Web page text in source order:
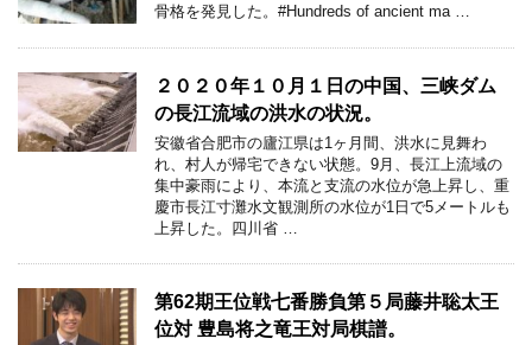
骨格を発見した。#Hundreds of ancient ma …
２０２０年１０月１日の中国、三峡ダム
の長江流域の洪水の状況。
安徽省合肥市の廬江県は1ヶ月間、洪水に見舞わ
れ、村人が帰宅できない状態。9月、長江上流域の
集中豪雨により、本流と支流の水位が急上昇し、重
慶市長江寸灘水文観測所の水位が1日で5メートルも
上昇した。四川省 …
第62期王位戦七番勝負第５局藤井聡太王
位対 豊島将之竜王対局棋譜。